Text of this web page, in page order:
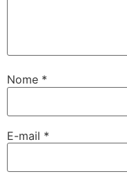
Nome *
E-mail *